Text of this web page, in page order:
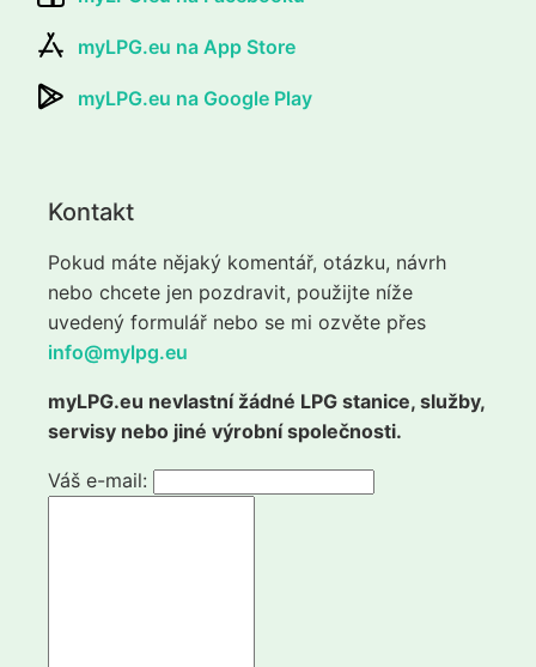
myLPG.eu na App Store
myLPG.eu na Google Play
Kontakt
Pokud máte nějaký komentář, otázku, návrh
nebo chcete jen pozdravit, použijte níže
uvedený formulář nebo se mi ozvěte přes
info@mylpg.eu
myLPG.eu nevlastní žádné LPG stanice, služby,
servisy nebo jiné výrobní společnosti.
Váš e-mail: